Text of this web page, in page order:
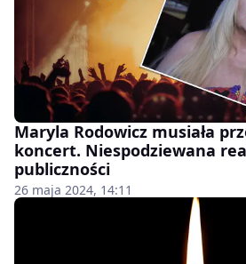
Maryla Rodowicz musiała
koncert. Niespodziewana
publiczności
26 maja 2024, 14:11